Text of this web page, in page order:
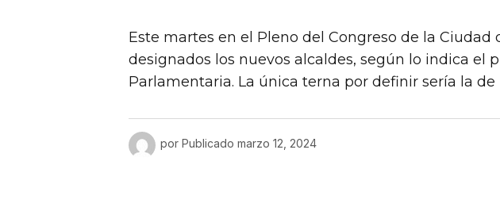
Este martes en el Pleno del Congreso de la Ciudad
designados los nuevos alcaldes, según lo indica el
Parlamentaria. La única terna por definir sería la de
por Publicado marzo 12, 2024